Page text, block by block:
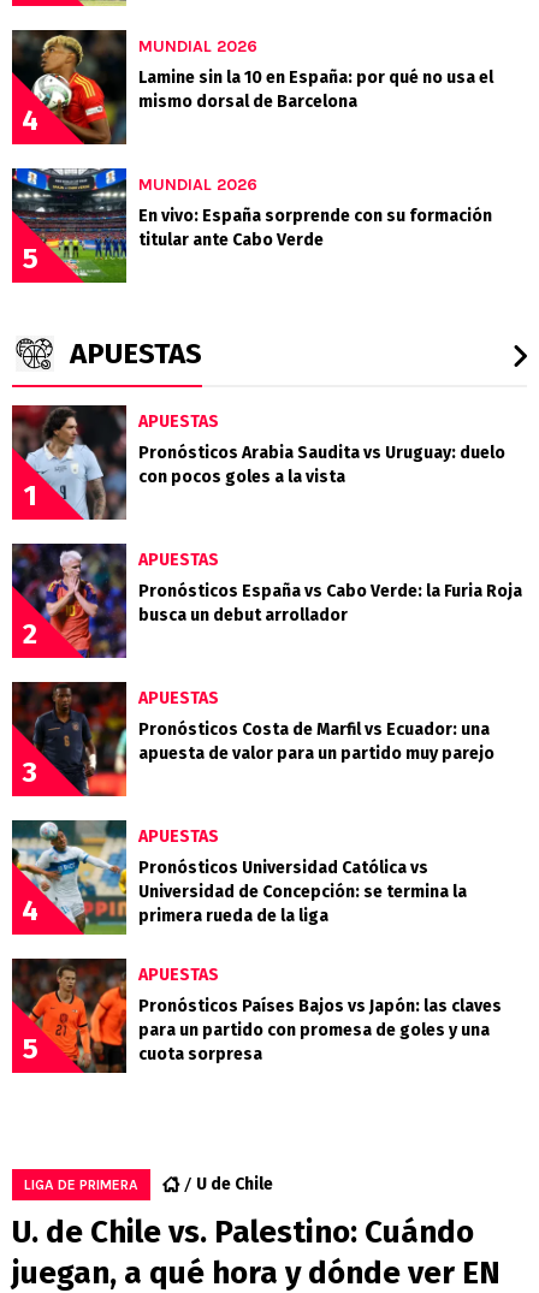
4
MUNDIAL 2026
Lamine sin la 10 en España: por qué no usa el
mismo dorsal de Barcelona
5
MUNDIAL 2026
En vivo: España sorprende con su formación
titular ante Cabo Verde
APUESTAS
1
APUESTAS
Pronósticos Arabia Saudita vs Uruguay: duelo
con pocos goles a la vista
2
APUESTAS
Pronósticos España vs Cabo Verde: la Furia Roja
busca un debut arrollador
3
APUESTAS
Pronósticos Costa de Marfil vs Ecuador: una
apuesta de valor para un partido muy parejo
4
APUESTAS
Pronósticos Universidad Católica vs
Universidad de Concepción: se termina la
primera rueda de la liga
5
APUESTAS
Pronósticos Países Bajos vs Japón: las claves
para un partido con promesa de goles y una
cuota sorpresa
LIGA DE PRIMERA U de Chile
U. de Chile vs. Palestino: Cuándo
juegan, a qué hora y dónde ver EN